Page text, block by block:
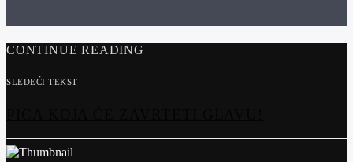
CONTINUE READING
SLEDEĆI TEKST